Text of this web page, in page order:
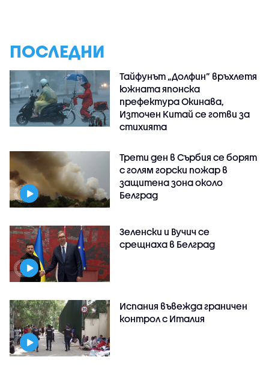
ПОСЛЕДНИ
Тайфунът „Долфин” връхлетя
южната японска
префектура Окинава,
Източен Китай се готви за
стихията
Трети ден в Сърбия се борят
с голям горски пожар в
защитена зона около
Белград
Зеленски и Вучич се
срещнаха в Белград
Испания въвежда граничен
контрол с Италия